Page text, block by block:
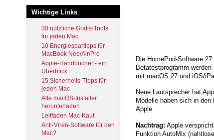
Wichtige Links
30 nützliche Gratis-Tools
für jeden Mac
10 Energiespartipps für
MacBook Neo/Air/Pro
Apple-Handbücher - ein
Überblick
15 Sicherheits-Tipps für
jeden Mac
Alte macOS-Installer
herunterladen
Leitfaden Mac-Kauf
Anti-Viren-Software für den
Mac?
Die HomePod-Software
Betatestprogramm werden
mit macOS 27 und iOS/
Neue Lautsprecher hat
Modelle haben sich in
Apple.
Nachtrag: Apple
Funktion AutoMix